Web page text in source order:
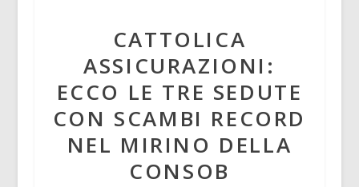
CATTOLICA
ASSICURAZIONI:
ECCO LE TRE SEDUTE
CON SCAMBI RECORD
NEL MIRINO DELLA
CONSOB